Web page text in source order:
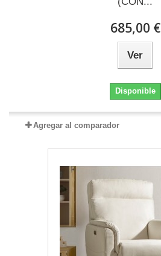
685,00 €
Ver
Disponible
Agregar al comparador